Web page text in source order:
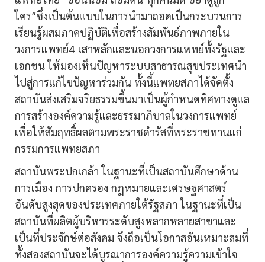
ใคร”ซึ่งเป็นต้นแบบในการนำมาถอดเป็นกระบวนการ
เรียนรู้ผสมภาคปฏิบัติเพื่อสร้างสัมพันธ์ภาพภายใน
วงการแพทย์4 เสาหลักและนอกวงการแพทย์ทั้งรัฐและ
เอกชน ให้มองเห็นปัญหาระบบสาธารณสุขประเทศนำ
ไปสู่การแก้ไขปัญหาร่วมกัน ทั้งนี้แพทยสภาได้จัดตั้ง
สถาบันส่งเสริมจริยธรรมขึ้นมาเป็นผู้กำหนดทิศทางดูแล
การสร้างองค์ความรู้และธรรมาภิบาลในวงการแพทย์
เพื่อให้สัมฤทธิ์ผลตามพระราชดำรัสที่พระราชทานแก่
กรรมการแพทยสภา
สถาบันพระปกเกล้า ในฐานะที่เป็นสถาบันศึกษาด้าน
การเมือง การปกครอง กฎหมายและเศรษฐศาสตร์
อันดับสูงสุดของประเทศภายใต้รัฐสภา ในฐานะที่เป็น
สถาบันที่ผลิตผู้บริหารระดับสูงหลากหลายสาขาและ
เป็นที่ประจักษ์ต่อสังคม จึงถือเป็นโอกาสอันเหมาะสมที่
ทั้งสองสถาบันจะได้บูรณาการองค์ความรู้ความเข้าใจ